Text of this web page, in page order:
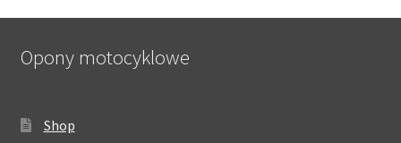
Opony motocyklowe
Shop